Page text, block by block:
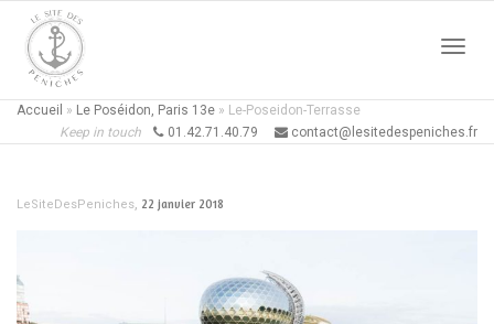
Accueil » Le Poséidon, Paris 13e » Le-Poseidon-Terrasse
Keep in touch
01.42.71.40.79 contact@lesitedespeniches.fr
LeSiteDesPeniches, 22 janvier 2018